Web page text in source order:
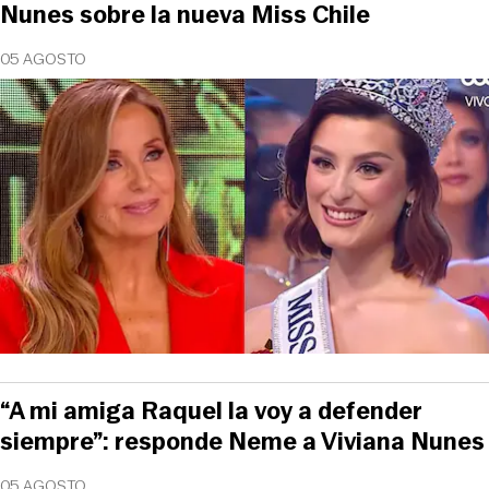
05 AGOSTO
Nunes sobre la nueva Miss Chile
“A mi amiga Raquel la voy a defender
siempre”: responde Neme a Viviana Nunes